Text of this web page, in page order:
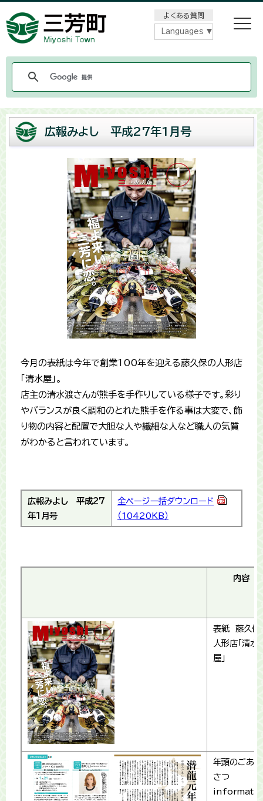
よくある質問
Languages
広報みよし 平成27年1月号
今月の表紙は今年で創業100年を迎える藤久保の人形店
「清水屋」。
店主の清水渡さんが熊手を手作りしている様子です。彩り
やバランスが良く調和のとれた熊手を作る事は大変で、飾
り物の内容と配置で大胆な人や繊細な人など職人の気質
がわかると言われています。
広報みよし 平成27
年1月号
全ページ一括ダウンロード
（10420KB）
内容
表紙 藤久保
人形店「清水
屋」
年頭のごあい
さつ